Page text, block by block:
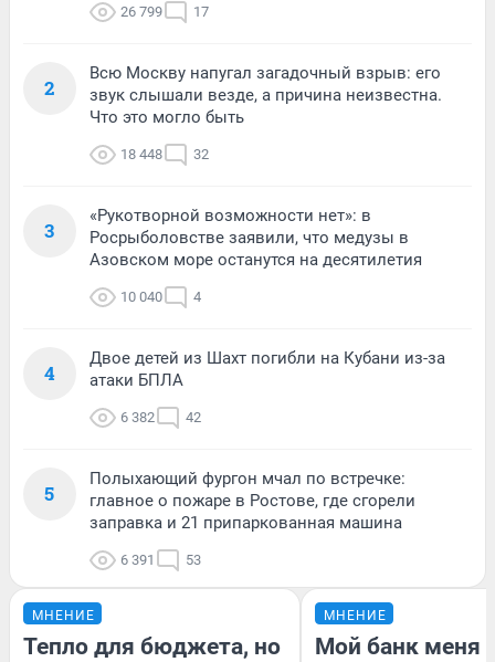
26 799 17
2
Всю Москву напугал загадочный взрыв: его
звук слышали везде, а причина неизвестна.
Что это могло быть
18 448 32
3
«Рукотворной возможности нет»: в
Росрыболовстве заявили, что медузы в
Азовском море останутся на десятилетия
10 040 4
4
Двое детей из Шахт погибли на Кубани из-за
атаки БПЛА
6 382 42
5
Полыхающий фургон мчал по встречке:
главное о пожаре в Ростове, где сгорели
заправка и 21 припаркованная машина
6 391 53
МНЕНИЕ
Тепло для бюджета, но
МНЕНИЕ
Мой банк меня